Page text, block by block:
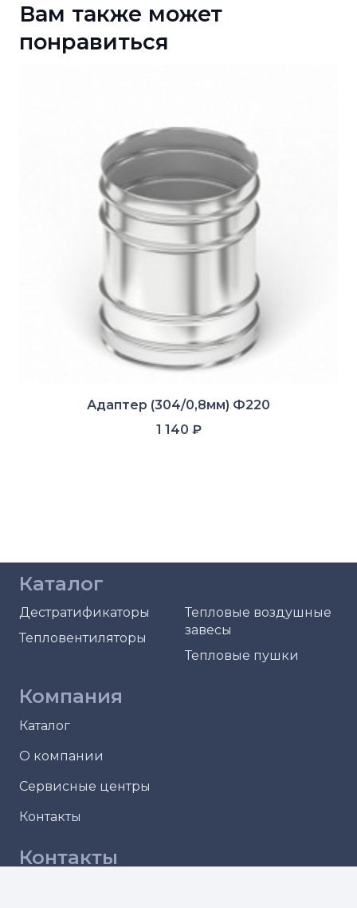
Вам также может
понравиться
Адаптер (304/0,8мм) Ф220
1 140 ₽
Каталог
Дестратификаторы
Тепловентиляторы
Тепловые воздушные
завесы
Тепловые пушки
Компания
Каталог
О компании
Сервисные центры
Контакты
Контакты